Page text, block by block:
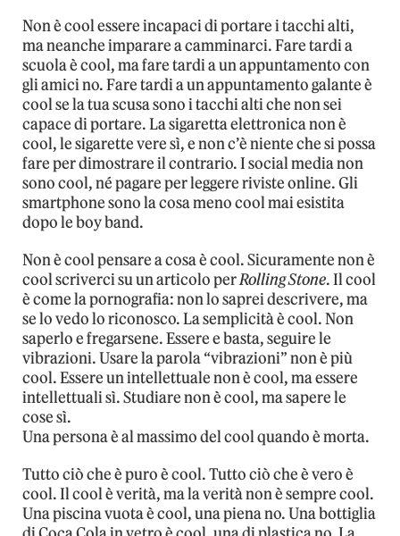
Non è cool essere incapaci di portare i tacchi alti,
ma neanche imparare a camminarci. Fare tardi a
scuola è cool, ma fare tardi a un appuntamento con
gli amici no. Fare tardi a un appuntamento galante è
cool se la tua scusa sono i tacchi alti che non sei
capace di portare. La sigaretta elettronica non è
cool, le sigarette vere sì, e non c’è niente che si possa
fare per dimostrare il contrario. I social media non
sono cool, né pagare per leggere riviste online. Gli
smartphone sono la cosa meno cool mai esistita
dopo le boy band.
Non è cool pensare a cosa è cool. Sicuramente non è
cool scriverci su un articolo perRolling Stone. Il cool
è come la pornografia: non lo saprei descrivere, ma
se lo vedo lo riconosco. La semplicità è cool. Non
saperlo e fregarsene. Essere e basta, seguire le
vibrazioni. Usare la parola “vibrazioni” non è più
cool. Essere un intellettuale non è cool, ma essere
intellettuali sì. Studiare non è cool, ma sapere le
cose sì.
Una persona è al massimo del cool quando è morta.
Tutto ciò che è puro è cool. Tutto ciò che è vero è
cool. Il cool è verità, ma la verità non è sempre cool.
Una piscina vuota è cool, una piena no. Una bottiglia